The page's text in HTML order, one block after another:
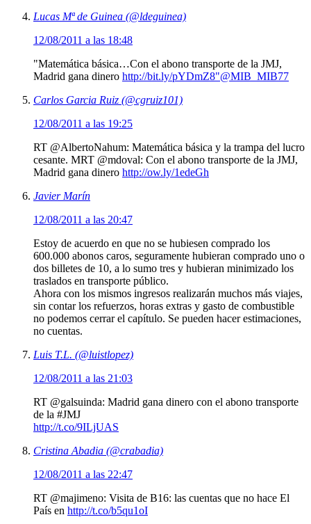
Lucas Mª de Guinea (@ldeguinea)
12/08/2011 a las 18:48
"Matemática básica…Con el abono transporte de la JMJ,
Madrid gana dinero http://bit.ly/pYDmZ8"@MIB_MIB77
Carlos Garcia Ruiz (@cgruiz101)
12/08/2011 a las 19:25
RT @AlbertoNahum: Matemática básica y la trampa del lucro
cesante. MRT @mdoval: Con el abono transporte de la JMJ,
Madrid gana dinero http://ow.ly/1edeGh
Javier Marín
12/08/2011 a las 20:47
Estoy de acuerdo en que no se hubiesen comprado los
600.000 abonos caros, seguramente hubieran comprado uno o
dos billetes de 10, a lo sumo tres y hubieran minimizado los
traslados en transporte público.
Ahora con los mismos ingresos realizarán muchos más viajes,
sin contar los refuerzos, horas extras y gasto de combustible
no podemos cerrar el capítulo. Se pueden hacer estimaciones,
no cuentas.
Luis T.L. (@luistlopez)
12/08/2011 a las 21:03
RT @galsuinda: Madrid gana dinero con el abono transporte
de la #JMJ
http://t.co/9ILjUAS
Cristina Abadia (@crabadia)
12/08/2011 a las 22:47
RT @majimeno: Visita de B16: las cuentas que no hace El
País en http://t.co/b5qu1oI